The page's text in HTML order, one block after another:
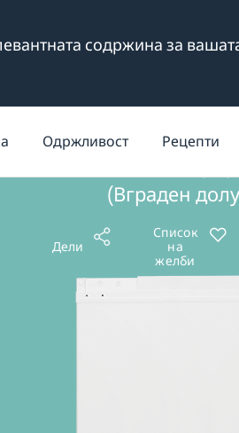
содржина за
Одржливост Рецепти
(Вграден
Дели
Список
на
желби